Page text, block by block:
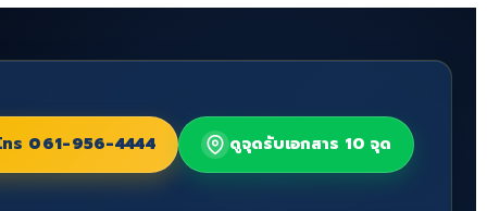
ทร 061-956-4444 ดูจุดรับเอกสาร 10 จุด